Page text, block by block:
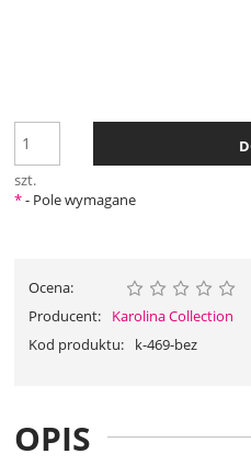
szt.
*- Pole wymagane
Ocena:
Producent:
Karolina Collection
Kod produktu:
k-469-bez
OPIS